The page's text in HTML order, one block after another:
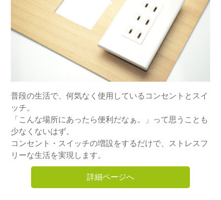
普段の生活で、何気なく使用しているコンセントとスイ
ッチ。
「こんな場所にあったら便利だなぁ。」って思うことも
少なくないはず。
コンセント・スイッチの増設をするだけで、ストレスフ
リーな生活を実現します。
詳細ページへ